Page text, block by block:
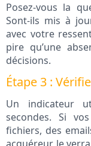
Posez-vous la
Sont-ils mis à
avec votre
pire qu’une
décisions.
Étape 3 :
Un indicateur
secondes. Si
fichiers, des